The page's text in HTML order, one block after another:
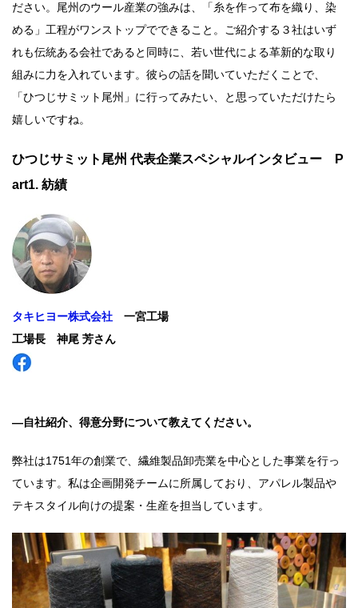
ださい。尾州のウール産業の強みは、「糸を作って布を織り、染
める」工程がワンストップでできること。ご紹介する３社はいず
れも伝統ある会社であると同時に、若い世代による革新的な取り
組みに力を入れています。彼らの話を聞いていただくことで、
「ひつじサミット尾州」に行ってみたい、と思っていただけたら
嬉しいですね。
ひつじサミット尾州 代表企業スペシャルインタビュー P
art1. 紡績
タキヒヨー株式会社 一宮工場
工場長 神尾 芳さん
―自社紹介、得意分野について教えてください。
弊社は1751年の創業で、繊維製品卸売業を中心とした事業を行っ
ています。私は企画開発チームに所属しており、アパレル製品や
テキスタイル向けの提案・生産を担当しています。